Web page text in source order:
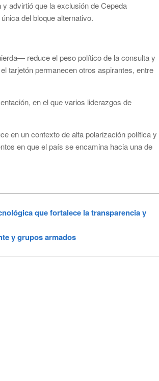
advirtió que la exclusión de Cepeda
del bloque alternativo.
reduce el peso político de la consulta y
tarjetón permanecen otros aspirantes, entre
en el que varios liderazgos de
en un contexto de alta polarización política y
en que el país se encamina hacia una de
que fortalece la transparencia y
y grupos armados